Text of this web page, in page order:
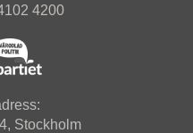
4200
Stockholm